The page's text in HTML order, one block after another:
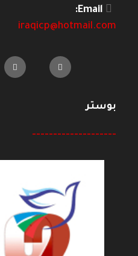
Email:
iraqicp@hotmail.com
بوستر
--------------------